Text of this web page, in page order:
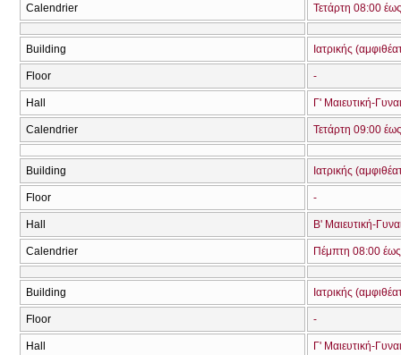
Calendrier Τετάρτη 08:00
Building Ιατρικής
Floor -
Hall Γ' Μαιευτική-
Calendrier Τετάρτη 09:00
Building Ιατρικής
Floor -
Hall Β' Μαιευτική-
Calendrier Πέμπτη 08:00
Building Ιατρικής
Floor -
Hall Γ' Μαιευτική-